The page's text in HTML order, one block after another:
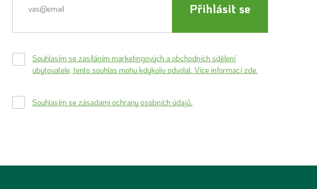
Přihlásit se
Souhlasím se zasíláním marketingových a obchodních sdělení
ubytovatele, tento souhlas mohu kdykoliv odvolat. Více informací zde.
Souhlasím se zásadami ochrany osobních údajů.